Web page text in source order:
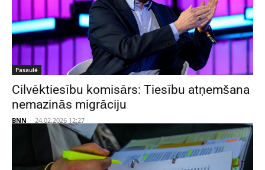
Pasaulē
Cilvēktiesību komisārs: Tiesību atņemšana
nemazinās migrāciju
BNN - 24.02.2026 12:27